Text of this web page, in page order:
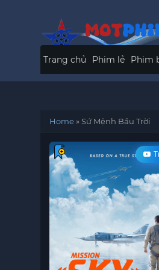
Trang chủ Phim lẻ Phim
Home»Sứ Mệnh Bầu Trời